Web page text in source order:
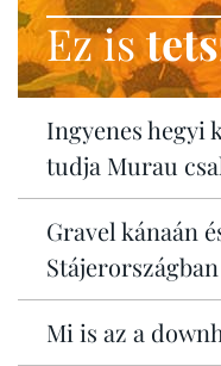
Ez is
Ingyenes hegyi
tudja Murau
Gravel kánaán
Stájerországban
Mi is az a